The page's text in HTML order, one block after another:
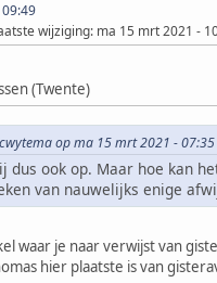
wijziging: ma 15 mrt 2021 -
(Twente)
op ma 15 mrt 2021 - 07:35
dus ook op. Maar hoe kan
van nauwelijks enige
waar je naar verwijst van
hier plaatste is van